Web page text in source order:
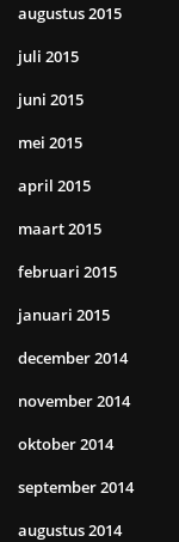
augustus 2015
juli 2015
juni 2015
mei 2015
april 2015
maart 2015
februari 2015
januari 2015
december 2014
november 2014
oktober 2014
september 2014
augustus 2014